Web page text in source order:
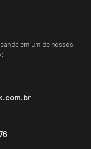
em um de nossos